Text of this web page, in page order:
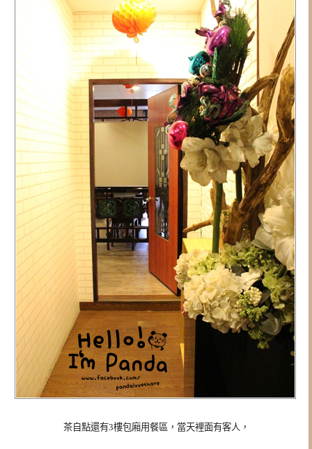
茶自點還有3樓包廂用餐區，當天裡面有客人，